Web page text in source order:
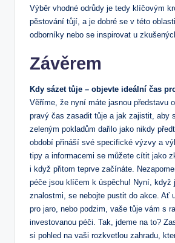
Výběr vhodné odrůdy je tedy klíčovým
pěstování tůjí, a je dobré se v této
odborníky nebo se inspirovat u
Závěrem
Kdy sázet tůje – objevte ideální čas
Věříme, že nyní máte jasnou představu
pravý čas zasadit tůje a jak zajistit, aby
zeleným pokladům dařilo jako nikdy
období přináší své specifické výzvy a
tipy a informacemi se můžete cítit jako
i když přitom teprve začínáte.
péče jsou klíčem k úspěchu! Nyní, když
znalostmi, se nebojte pustit do akce. Ať
pro jaro, nebo podzim, vaše tůje vám s
investovanou péči. Tak, jdeme na to?
si pohled na vaši rozkvetlou zahradu,